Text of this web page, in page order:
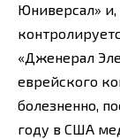
Юниверсал»
«Дженерал
еврейского
болезненно,
году в США